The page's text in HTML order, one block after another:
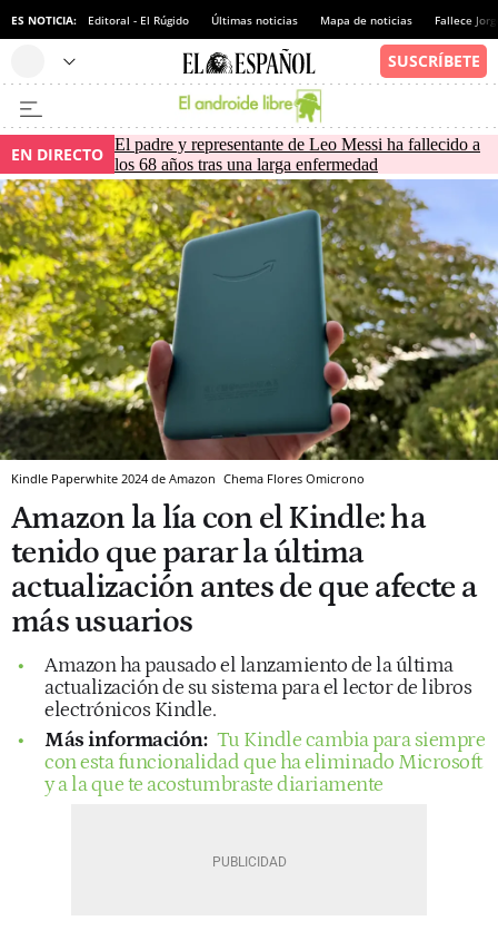
ES NOTICIA: Editoral - El Rúgido Últimas noticias Mapa de noticias Fallece
EN DIRECTO El padre y representante de Leo Messi ha fallecido a
los 68 años tras una larga enfermedad
Kindle Paperwhite 2024 de Amazon Chema Flores Omicrono
Amazon la lía con el Kindle: ha
tenido que parar la última
actualización antes de que afecte a
más usuarios
Amazon ha pausado el lanzamiento de la última
actualización de su sistema para el lector de libros
electrónicos Kindle.
Más información: Tu Kindle cambia para siempre
con esta funcionalidad que ha eliminado Microsoft
y a la que te acostumbraste diariamente